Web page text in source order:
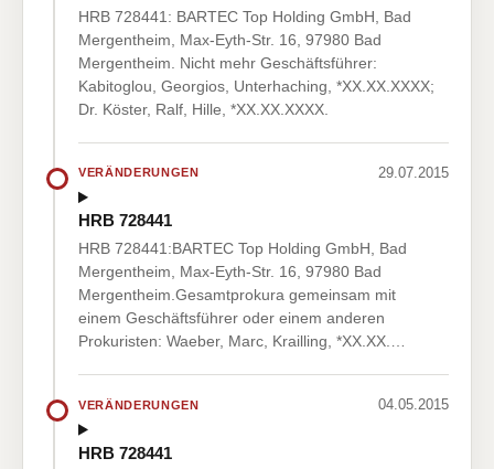
HRB 728441: BARTEC Top Holding GmbH, Bad
Mergentheim, Max-Eyth-Str. 16, 97980 Bad
Mergentheim. Nicht mehr Geschäftsführer:
Kabitoglou, Georgios, Unterhaching, *XX.XX.XXXX;
Dr. Köster, Ralf, Hille, *XX.XX.XXXX.
VERÄNDERUNGEN 29.07.2015
HRB 728441
HRB 728441:BARTEC Top Holding GmbH, Bad
Mergentheim, Max-Eyth-Str. 16, 97980 Bad
Mergentheim.Gesamtprokura gemeinsam mit
einem Geschäftsführer oder einem anderen
Prokuristen: Waeber, Marc, Krailling, *XX.XX.…
VERÄNDERUNGEN 04.05.2015
HRB 728441